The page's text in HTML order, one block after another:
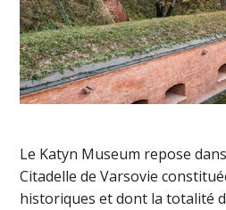
Le Katyn Museum repose
Citadelle de Varsovie
historiques et dont la totalité